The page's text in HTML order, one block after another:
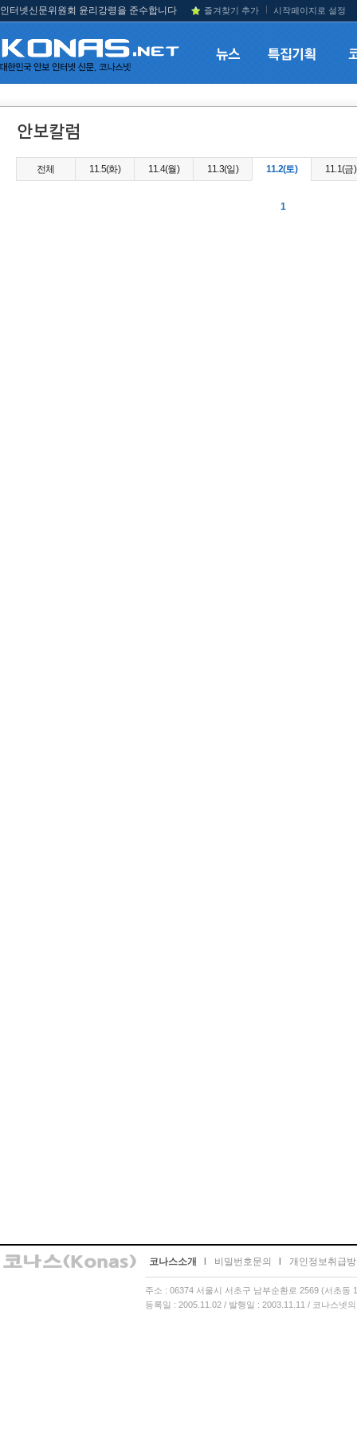
인터넷신문위원회 윤리강령을 준수합니다 즐겨찾기 추가 시작페이지로 설정
전체 11.5(화) 11.4(월) 11.3(일) 11.2(토) 11.1(금)
1
코나스소개 비밀번호문의 개인정보취급
주소 : 06374 서울시 서초구 남부순환로 2569 (서초
등록일 : 2005.11.02 / 발행일 : 2003.11.11 / 코나스넷